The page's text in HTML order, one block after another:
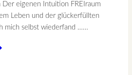
Der eigenen Intuition FREIraum
Leben und der glückerfüllten
mich selbst wiederfand ……